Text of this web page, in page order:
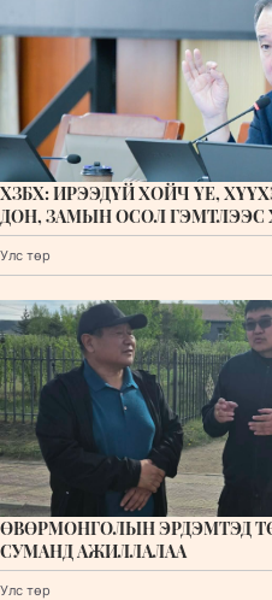
ХЗБХ: ИРЭЭДҮЙ ХОЙЧ ҮЕ,
ДОН, ЗАМЫН ОСОЛ ГЭМТЛЭЭС
ТӨСЛҮҮДИЙГ ДЭМЖЛЭЭ
Улс төр
ӨВӨРМОНГОЛЫН ЭРДЭМТЭД
СУМАНД АЖИЛЛАЛАА
Улс төр